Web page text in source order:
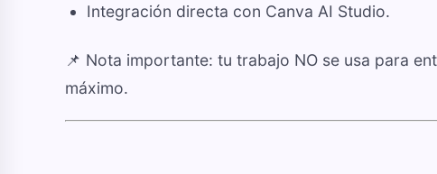
Integración directa con Canva AI Studio.
📌 Nota importante: tu trabajo NO se usa para
máximo.